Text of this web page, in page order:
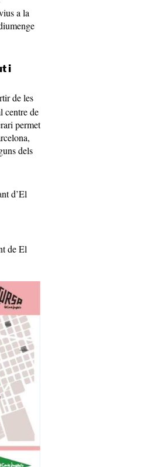
a la
i
de les
centre de
permet
dels
d’El
de El